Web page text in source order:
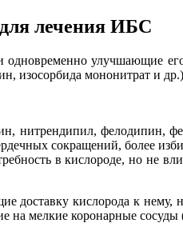
лечения ИБС
улучшающие
изосорбида мононитрат и
нитрендипил, фелодипин,
сокращений, более
в кислороде, но не
кислорода к нему,
мелкие коронарные